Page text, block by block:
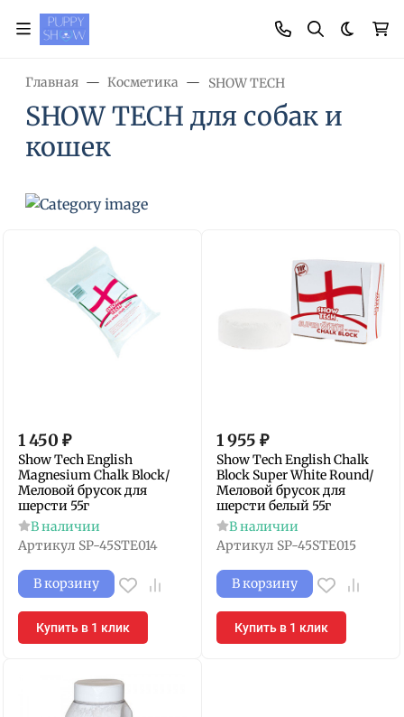
Главная Косметика SHOW TECH
SHOW TECH для собак и
кошек
1 450 ₽
Show Tech English
Magnesium Chalk Block/
Меловой брусок для
шерсти 55г
В наличии
Артикул SP-45STE014
В корзину
Купить в 1 клик
1 955 ₽
Show Tech English Chalk
Block Super White Round/
Меловой брусок для
шерсти белый 55г
В наличии
Артикул SP-45STE015
В корзину
Купить в 1 клик